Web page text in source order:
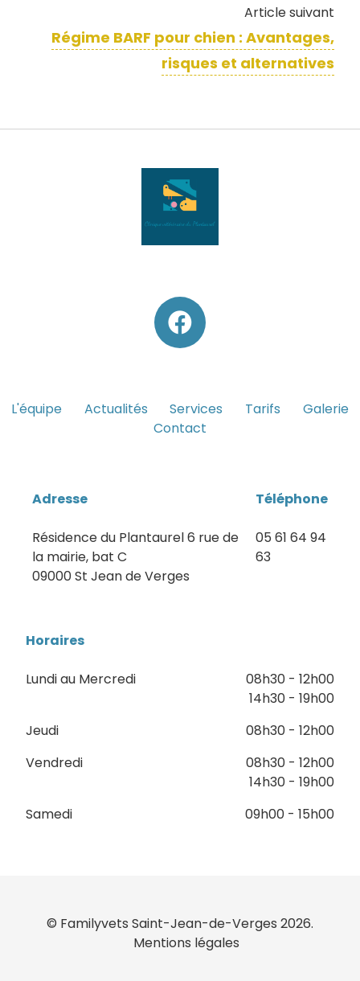
Article suivant
Régime BARF pour chien : Avantages,
risques et alternatives
L'équipe Actualités Services Tarifs
Galerie
Contact
Adresse
Résidence du Plantaurel 6 rue de
la mairie, bat C
09000 St Jean de Verges
Téléphone
05 61 64 94
63
Horaires
Lundi au Mercredi
08h30 - 12h00
14h30 - 19h00
Jeudi
08h30 - 12h00
Vendredi
08h30 - 12h00
14h30 - 19h00
Samedi
09h00 - 15h00
© Familyvets Saint-Jean-de-Verges 2026.
Mentions légales